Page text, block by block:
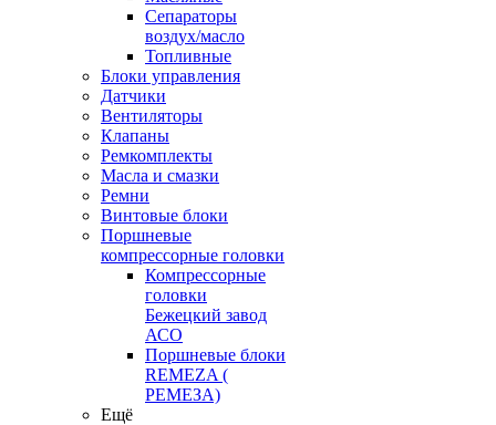
Сепараторы
воздух/масло
Топливные
Блоки управления
Датчики
Вентиляторы
Клапаны
Ремкомплекты
Масла и смазки
Ремни
Винтовые блоки
Поршневые
компрессорные головки
Компрессорные
головки
Бежецкий завод
АСО
Поршневые блоки
REMEZA (
РЕМЕЗА)
Ещё